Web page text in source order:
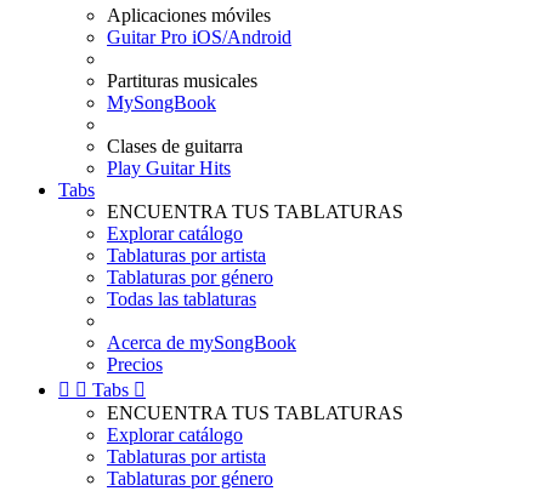
Aplicaciones móviles
Guitar Pro iOS/Android
Partituras musicales
MySongBook
Clases de guitarra
Play Guitar Hits
Tabs
ENCUENTRA TUS TABLATURAS
Explorar catálogo
Tablaturas por artista
Tablaturas por género
Todas las tablaturas
Acerca de mySongBook
Precios
  Tabs 
ENCUENTRA TUS TABLATURAS
Explorar catálogo
Tablaturas por artista
Tablaturas por género